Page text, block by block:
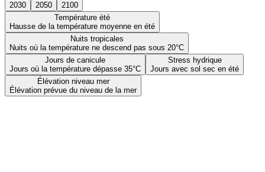
2030 2050
2100
Température été
Hausse de la température moyenne en été
Nuits tropicales
Nuits où la température ne descend pas sous 20°C
Jours de canicule
Jours où la température dépasse 35°C
Stress hydrique
Jours avec sol sec en été
Élévation niveau mer
Élévation prévue du niveau de la mer